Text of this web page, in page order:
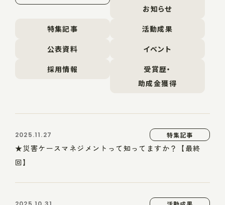
お知らせ
特集記事
活動成果
公表資料
イベント
採用情報
受賞歴・
助成金獲得
2025.11.27 特集記事
★災害ケースマネジメントって知ってますか？【最終
回】